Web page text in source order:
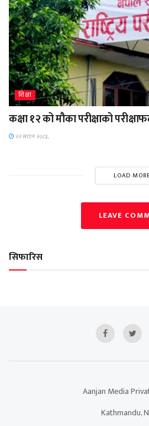
शिक्षा
कक्षा १२ को मौका परीक्षाको
२२ साउन २०८३,
LOAD MORE
LEAVE
सिफारिस
Aanjan Media
Kathmandu,